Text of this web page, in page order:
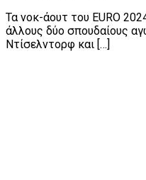
Τα νοκ-άουτ του EURO
άλλους δύο σπουδαίους
Ντίσελντορφ και […]